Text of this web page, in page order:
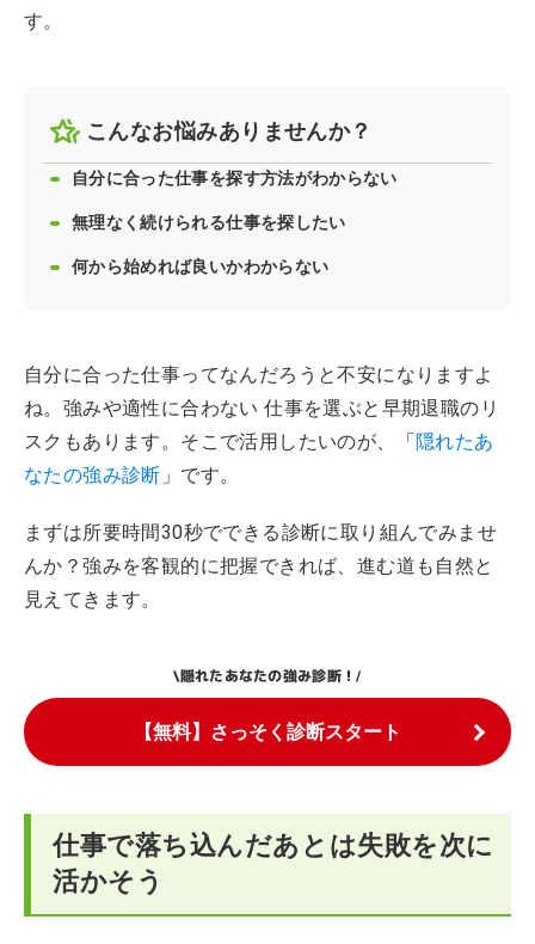
す。
こんなお悩みありませんか？
自分に合った仕事を探す方法がわからない
無理なく続けられる仕事を探したい
何から始めれば良いかわからない
自分に合った仕事ってなんだろうと不安になりますよ
ね。強みや適性に合わない 仕事を選ぶと早期退職のリ
スクもあります。そこで活用したいのが、「隠れたあ
なたの強み診断 」です。
まずは所要時間30秒でできる診断に取り組んでみませ
んか？強みを客観的に把握できれば、進む道も自然と
見えてきます。
\隠れたあなたの強み診断！/
【無料】さっそく診断スタート
仕事で落ち込んだあとは失敗を次に
活かそう